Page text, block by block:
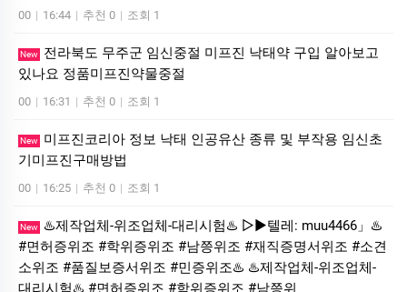
00 | 16:44 | 추천 0 | 조회 1
New
전라북도 무주군 임신중절 미프진 낙태약 구입 알아보고
있나요 정품미프진약물중절
00 | 16:31 | 추천 0 | 조회 1
New
미프진코리아 정보 낙태 인공유산 종류 및 부작용 임신초
기미프진구매방법
00 | 16:25 | 추천 0 | 조회 1
New
♨️제작업체-위조업체-대리시험♨️ ▷▶텔레: muu4466」♨️
#면허증위조 #학위증위조 #남쯩위조 #재직증명서위조 #소견
소위조 #품질보증서위조 #민증위조♨️ ♨️제작업체-위조업체-
대리시험♨️ #면허증위조 #학위증위조 #남쯩위